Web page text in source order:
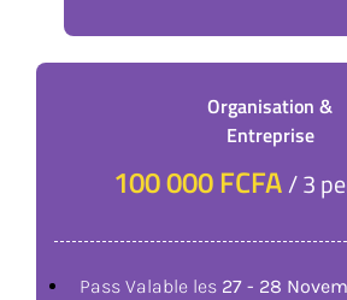
Organisation &
Entreprise
100 000 FCFA/ 3
Pass Valable les 27 - 28